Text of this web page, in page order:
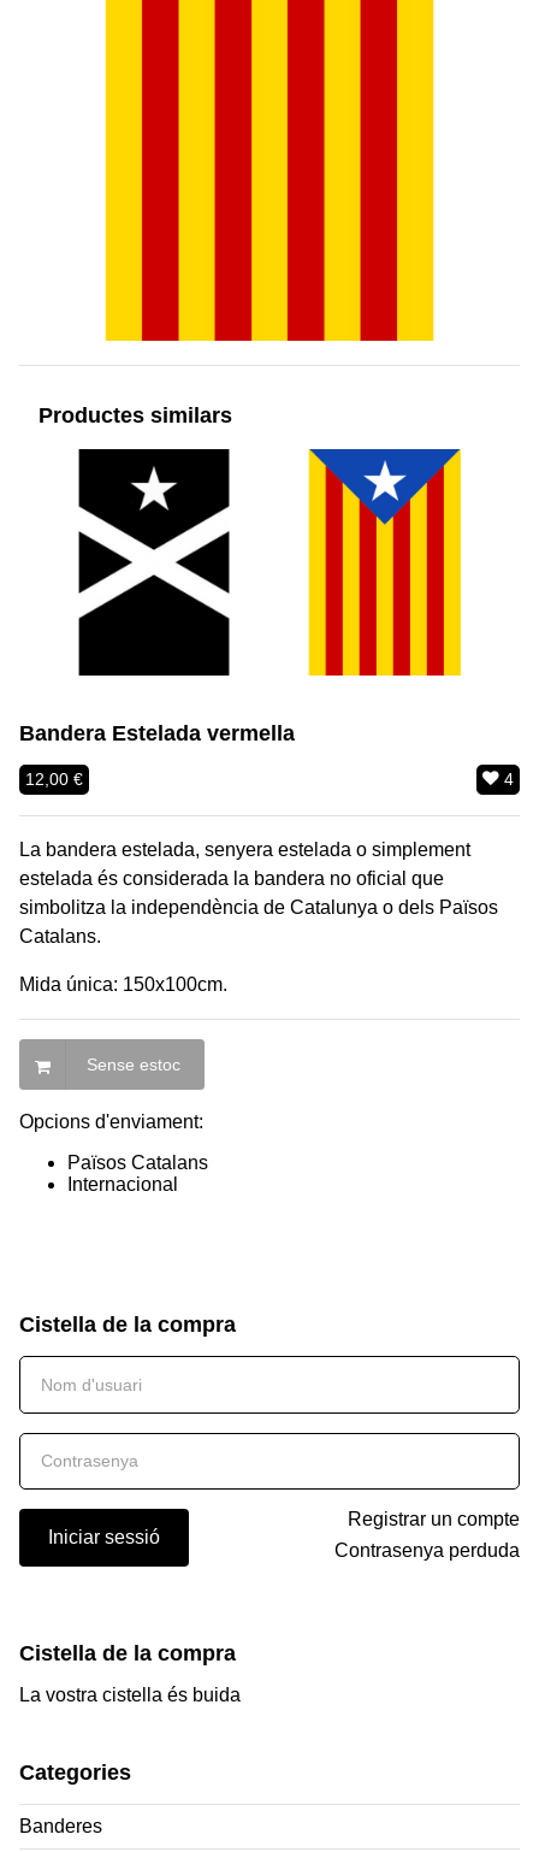
Productes similars
Bandera Estelada vermella
12,00 € 4
La bandera estelada, senyera estelada o simplement
estelada és considerada la bandera no oficial que
simbolitza la independència de Catalunya o dels Països
Catalans.
Mida única: 150x100cm.
Sense estoc
Opcions d'enviament:
Països Catalans
Internacional
Cistella de la compra
Iniciar sessió
Registrar un compte
Contrasenya perduda
Cistella de la compra
La vostra cistella és buida
Categories
Banderes